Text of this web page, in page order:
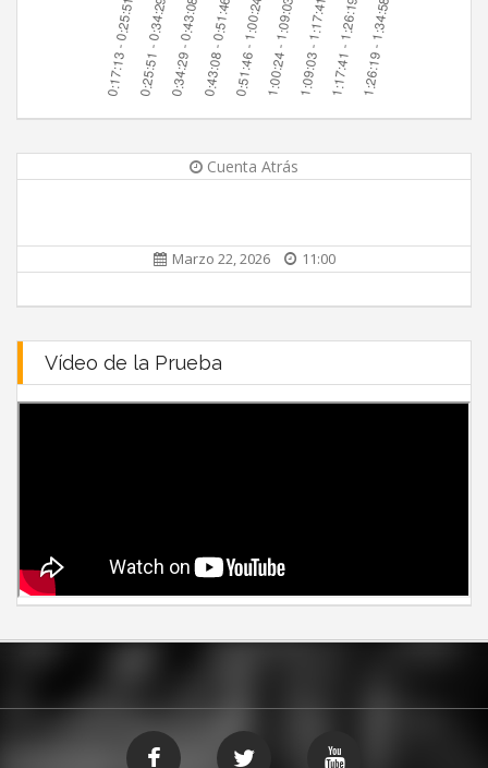
Cuenta Atrás
Marzo 22, 2026 11:00
Vídeo de la Prueba